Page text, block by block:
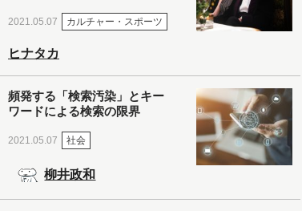
2021.05.07 カルチャー・スポーツ
ヒナタカ
頻発する「検索汚染」とキー
ワードによる検索の限界
2021.05.07 社会
柳井政和